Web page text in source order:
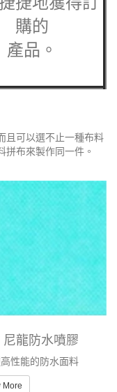
購的
產品。
且可以選不止一種布料
拼布來製作同一件。
尼龍防水噴膠
性能的防水面料
More